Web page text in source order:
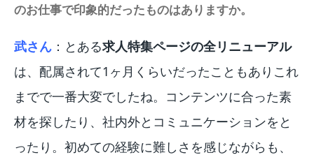
のお仕事で印象的だったものはありますか。
武さん ：とある求人特集ページの全リニューアル
は、配属されて1ヶ月くらいだったこともありこれ
までで一番大変でしたね。コンテンツに合った素
材を探したり、社内外とコミュニケーションをと
ったり。初めての経験に難しさを感じながらも、